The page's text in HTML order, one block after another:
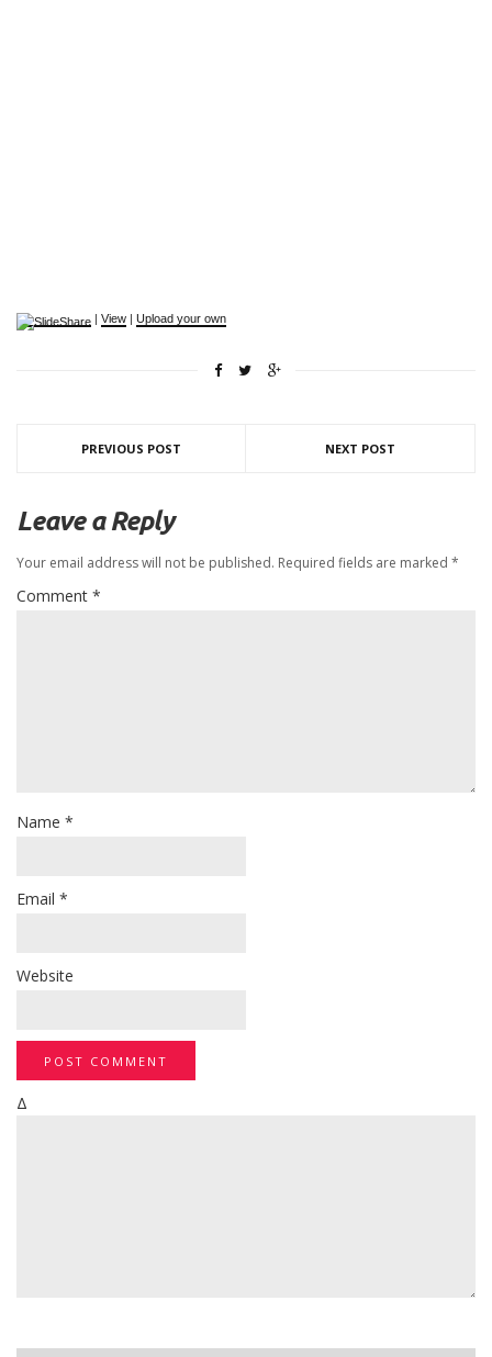
| View | Upload your own
PREVIOUS POST NEXT POST
Leave a Reply
Your email address will not be published. Required fields are marked *
Comment *
Name *
Email *
Website
Δ